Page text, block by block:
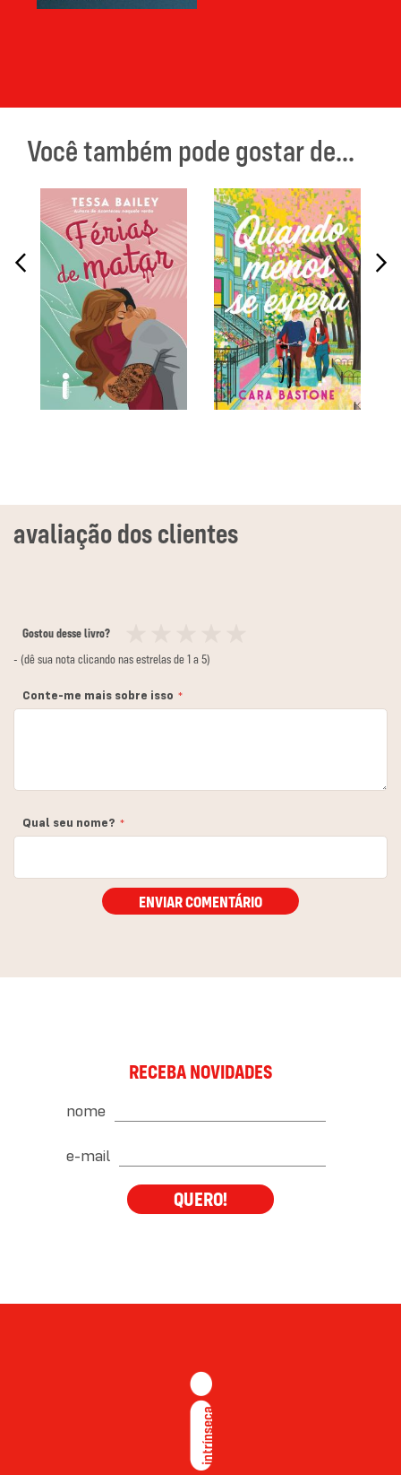
Você também pode gostar de...
Gostou desse livro?
12
3
4
5
- (dê sua nota clicando nas estrelas de 1 a 5)
Conte-me mais sobre isso
Qual seu nome?
ENVIAR COMENTÁRIO
RECEBA NOVIDADES
nome
e-mail
QUERO!